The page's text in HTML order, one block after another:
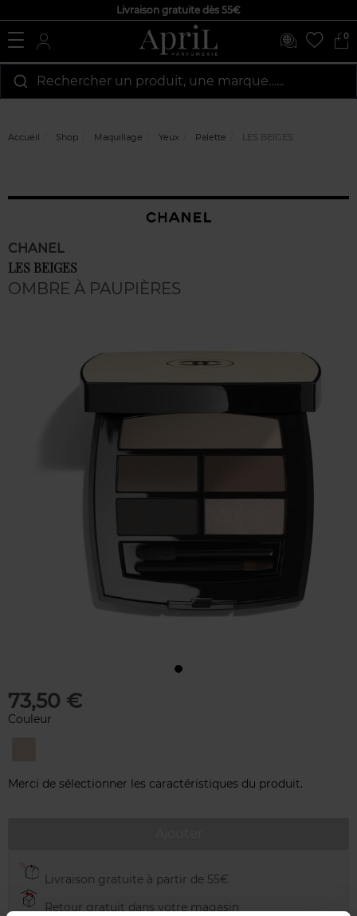
Livraison gratuite dès 55€
0
Rechercher un produit, une marque…...
Accueil Shop Maquillage Yeux Palette LES BEIGES
CHANEL
LES BEIGES
OMBRE À PAUPIÈRES
73,50 €
Couleur
Merci de sélectionner les caractéristiques du produit.
Livraison gratuite à partir de 55€
Retour gratuit dans votre magasin